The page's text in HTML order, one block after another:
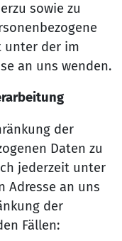
sowie zu
unter der im
an uns wenden.
der
Daten zu
jederzeit unter
Adresse an uns
der
Fällen: